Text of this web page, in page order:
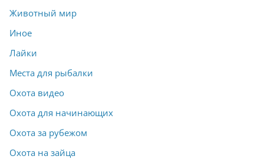
Животный мир
Иное
Лайки
Места для рыбалки
Охота видео
Охота для начинающих
Охота за рубежом
Охота на зайца